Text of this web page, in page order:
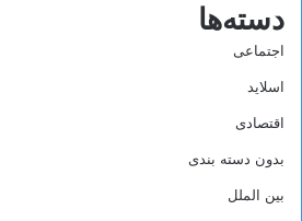
دسته‌ها
اجتماعی
اسلاید
اقتصادی
بدون دسته بندی
بین الملل